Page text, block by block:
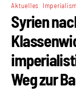
Aktuelles
Syrien
Weg zur